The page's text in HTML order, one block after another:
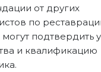
от других
по
подтвердить
и квалификацию